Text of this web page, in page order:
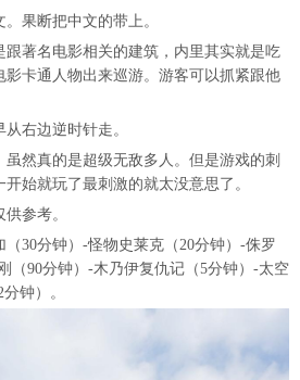
果断把中文的带上。
著名电影相关的建筑，内里其实就是吃
卡通人物出来巡游。游客可以抓紧跟他
右边逆时针走。
然真的是超级无敌多人。但是游戏的刺
始就玩了最刺激的就太没意思了。
参考。
30分钟）-怪物史莱克（20分钟）-侏罗
（90分钟）-木乃伊复仇记（5分钟）-太空
钟）。